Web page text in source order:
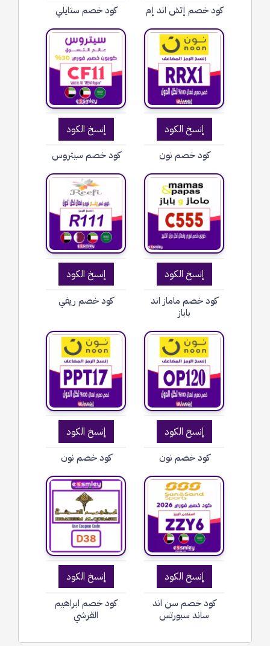
كود خصم إتش اند إم كود خصم ستايلي
إنسخ الكود
كود خصم نون
إنسخ الكود
كود خصم سيتروس
إنسخ الكود
كود خصم ماماز اند
باباز
إنسخ الكود
كود خصم ريفي
إنسخ الكود
كود خصم نون
إنسخ الكود
كود خصم نون
إنسخ الكود
كود خصم سن اند
ساند سبورتس
إنسخ الكود
كود خصم ابراهيم
القرشي